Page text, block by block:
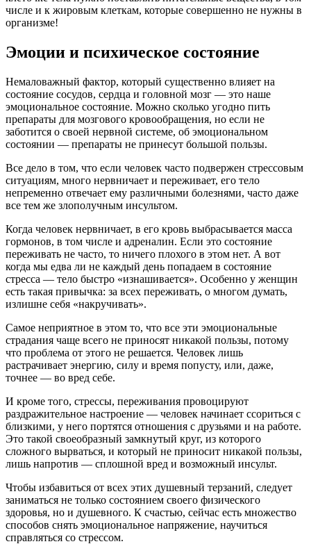
числе и к жировым клеткам, которые совершенно не нужны в
организме!
Эмоции и психическое состояние
Немаловажный фактор, который существенно влияет на
состояние сосудов, сердца и головной мозг — это наше
эмоциональное состояние. Можно сколько угодно пить
препараты для мозгового кровообращения, но если не
заботится о своей нервной системе, об эмоциональном
состоянии — препараты не принесут большой пользы.
Все дело в том, что если человек часто подвержен стрессовым
ситуациям, много нервничает и переживает, его тело
непременно отвечает ему различными болезнями, часто даже
все тем же злополучным инсультом.
Когда человек нервничает, в его кровь выбрасывается масса
гормонов, в том числе и адреналин. Если это состояние
переживать не часто, то ничего плохого в этом нет. А вот
когда мы едва ли не каждый день попадаем в состояние
стресса — тело быстро «изнашивается». Особенно у женщин
есть такая привычка: за всех переживать, о многом думать,
излишне себя «накручивать».
Самое неприятное в этом то, что все эти эмоциональные
страдания чаще всего не приносят никакой пользы, потому
что проблема от этого не решается. Человек лишь
растрачивает энергию, силу и время попусту, или, даже,
точнее — во вред себе.
И кроме того, стрессы, переживания провоцируют
раздражительное настроение — человек начинает ссориться с
близкими, у него портятся отношения с друзьями и на работе.
Это такой своеобразный замкнутый круг, из которого
сложного вырваться, и который не приносит никакой пользы,
лишь напротив — сплошной вред и возможный инсульт.
Чтобы избавиться от всех этих душевный терзаний, следует
заниматься не только состоянием своего физического
здоровья, но и душевного. К счастью, сейчас есть множество
способов снять эмоциональное напряжение, научиться
справляться со стрессом.